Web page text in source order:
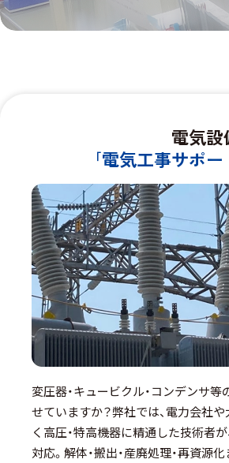
電気設
｢電気工事サポ
変圧器・キュービクル・コンデンサ
せていますか？弊社では、電力会社
く高圧・特高機器に精通した技術者
対応。解体・搬出・産廃処理・再資